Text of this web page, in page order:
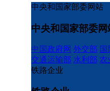
中央和国家部委网站
中央和国家部委网
中国政府网 外交部 国
交通运输部 水利部 农
铁路企业